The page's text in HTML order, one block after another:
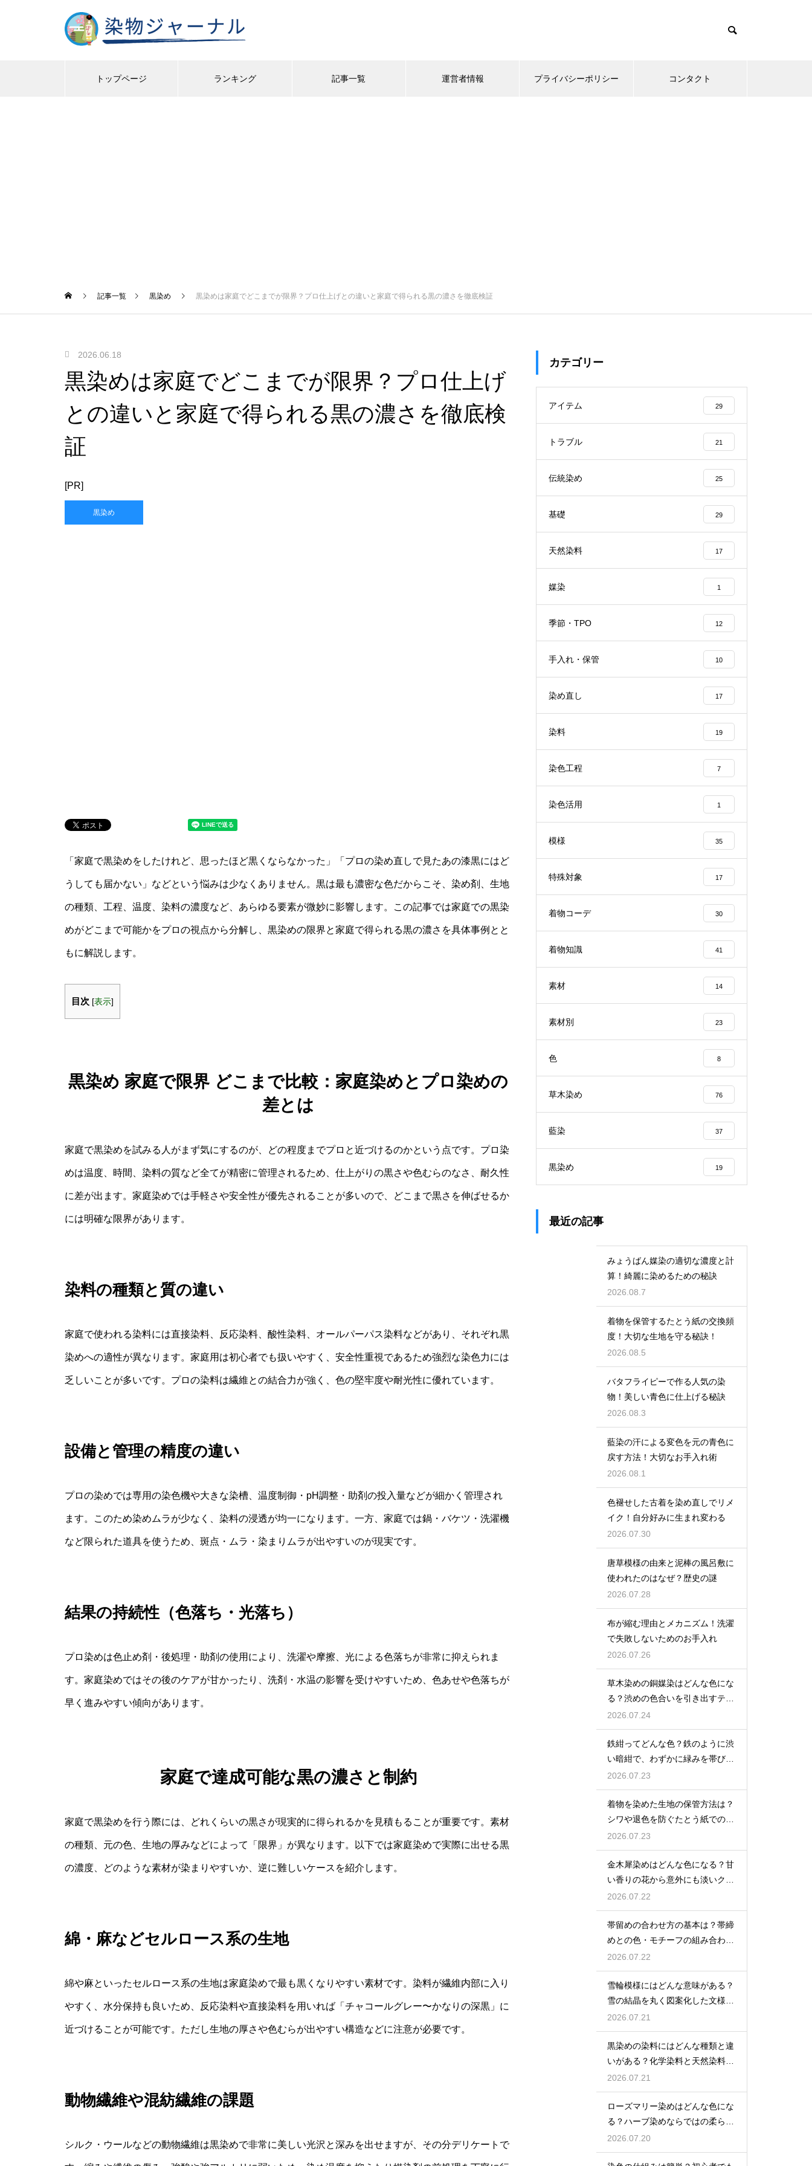
トップページ ランキング 記事一覧 運営者情報 プライバシーポリシー コンタクト
記事一覧 黒染め 黒染めは家庭でどこまでが限界？プロ仕上げとの違いと家庭で得られる黒の濃さを徹底検証
2026.06.18
黒染めは家庭でどこまでが限界？プロ仕上げ
との違いと家庭で得られる黒の濃さを徹底検
証
[PR]
黒染め
「家庭で黒染めをしたけれど、思ったほど黒くならなかった」「プロの染め直しで見たあの漆黒にはど
うしても届かない」などという悩みは少なくありません。黒は最も濃密な色だからこそ、染め剤、生地
の種類、工程、温度、染料の濃度など、あらゆる要素が微妙に影響します。この記事では家庭での黒染
めがどこまで可能かをプロの視点から分解し、黒染めの限界と家庭で得られる黒の濃さを具体事例とと
もに解説します。
目次 [表示]
黒染め 家庭で限界 どこまで比較：家庭染めとプロ染めの
差とは
家庭で黒染めを試みる人がまず気にするのが、どの程度までプロと近づけるのかという点です。プロ染
めは温度、時間、染料の質など全てが精密に管理されるため、仕上がりの黒さや色むらのなさ、耐久性
に差が出ます。家庭染めでは手軽さや安全性が優先されることが多いので、どこまで黒さを伸ばせるか
には明確な限界があります。
染料の種類と質の違い
家庭で使われる染料には直接染料、反応染料、酸性染料、オールパーパス染料などがあり、それぞれ黒
染めへの適性が異なります。家庭用は初心者でも扱いやすく、安全性重視であるため強烈な染色力には
乏しいことが多いです。プロの染料は繊維との結合力が強く、色の堅牢度や耐光性に優れています。
設備と管理の精度の違い
プロの染めでは専用の染色機や大きな染槽、温度制御・pH調整・助剤の投入量などが細かく管理され
ます。このため染めムラが少なく、染料の浸透が均一になります。一方、家庭では鍋・バケツ・洗濯機
など限られた道具を使うため、斑点・ムラ・染まりムラが出やすいのが現実です。
結果の持続性（色落ち・光落ち）
プロ染めは色止め剤・後処理・助剤の使用により、洗濯や摩擦、光による色落ちが非常に抑えられま
す。家庭染めではその後のケアが甘かったり、洗剤・水温の影響を受けやすいため、色あせや色落ちが
早く進みやすい傾向があります。
家庭で達成可能な黒の濃さと制約
家庭で黒染めを行う際には、どれくらいの黒さが現実的に得られるかを見積もることが重要です。素材
の種類、元の色、生地の厚みなどによって「限界」が異なります。以下では家庭染めで実際に出せる黒
の濃度、どのような素材が染まりやすいか、逆に難しいケースを紹介します。
綿・麻などセルロース系の生地
綿や麻といったセルロース系の生地は家庭染めで最も黒くなりやすい素材です。染料が繊維内部に入り
やすく、水分保持も良いため、反応染料や直接染料を用いれば「チャコールグレー〜かなりの深黒」に
近づけることが可能です。ただし生地の厚さや色むらが出やすい構造などに注意が必要です。
動物繊維や混紡繊維の課題
シルク・ウールなどの動物繊維は黒染めで非常に美しい光沢と深みを出せますが、その分デリケートで
カテゴリー
アイテム 29
トラブル 21
伝統染め 25
基礎 29
天然染料 17
媒染 1
季節・TPO 12
手入れ・保管 10
染め直し 17
染料 19
染色工程 7
染色活用 1
模様 35
特殊対象 17
着物コーデ 30
着物知識 41
素材 14
素材別 23
色 8
草木染め 76
藍染 37
黒染め 19
最近の記事
みょうばん媒染の適切な濃度と計
算！綺麗に染めるための秘訣
2026.08.7
着物を保管するたとう紙の交換頻
度！大切な生地を守る秘訣！
2026.08.5
バタフライピーで作る人気の染
物！美しい青色に仕上げる秘訣
2026.08.3
藍染の汗による変色を元の青色に
戻す方法！大切なお手入れ術
2026.08.1
色褪せした古着を染め直しでリメ
イク！自分好みに生まれ変わる
2026.07.30
唐草模様の由来と泥棒の風呂敷に
使われたのはなぜ？歴史の謎
2026.07.28
布が縮む理由とメカニズム！洗濯
で失敗しないためのお手入れ
2026.07.26
草木染めの銅媒染はどんな色にな
る？渋めの色合いを引き出すテク
ニック
2026.07.24
鉄紺ってどんな色？鉄のように渋
い暗紺で、わずかに緑みを帯びた
伝統色を解説
2026.07.23
着物を染めた生地の保管方法は？
シワや退色を防ぐたとう紙での保
存術
2026.07.23
金木犀染めはどんな色になる？甘
い香りの花から意外にも淡いクリ
ーム色〜ベージュに染まる
2026.07.22
帯留めの合わせ方の基本は？帯締
めとの色・モチーフの組み合わせ
で失敗しないコツを解説
2026.07.22
雪輪模様にはどんな意味がある？
雪の結晶を丸く図案化した文様に
清浄と豊年への願いを込めた意味
を解説
2026.07.21
黒染めの染料にはどんな種類と違
いがある？化学染料と天然染料そ
れぞれの特徴を詳しく解説
2026.07.21
ローズマリー染めはどんな色にな
る？ハーブ染めならではの柔らか
な黄緑〜ベージュ系の色合い
2026.07.20